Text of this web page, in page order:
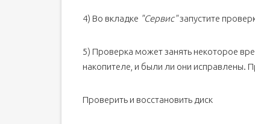
4) Во вкладке "Сервис"запустите
5) Проверка может занять некоторое
накопителе, и были ли они исправлены.
Проверить и восстановить диск